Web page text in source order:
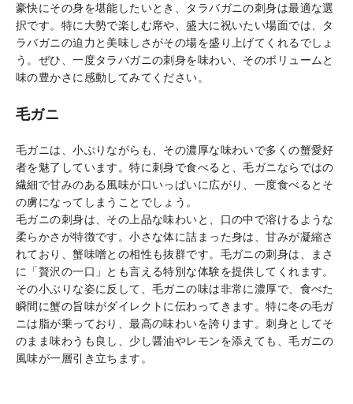
豪快にその身を堪能したいとき、タラバガニの刺身は最適な選
択です。特に大勢で楽しむ席や、盛大に祝いたい場面では、タ
ラバガニの迫力と美味しさがその場を盛り上げてくれるでしょ
う。ぜひ、一度タラバガニの刺身を味わい、そのボリュームと
味の豊かさに感動してみてください。
毛ガニ
毛ガニは、小ぶりながらも、その濃厚な味わいで多くの蟹愛好
者を魅了しています。特に刺身で食べると、毛ガニならではの
繊細で甘みのある風味が口いっぱいに広がり、一度食べるとそ
の虜になってしまうことでしょう。
毛ガニの刺身は、その上品な味わいと、口の中で溶けるような
柔らかさが特徴です。小さな体に詰まった身は、甘みが凝縮さ
れており、蟹味噌との相性も抜群です。毛ガニの刺身は、まさ
に「贅沢の一口」とも言える特別な体験を提供してくれます。
その小ぶりな姿に反して、毛ガニの味は非常に濃厚で、食べた
瞬間に蟹の旨味がダイレクトに伝わってきます。特に冬の毛ガ
ニは脂が乗っており、最高の味わいを誇ります。刺身としてそ
のまま味わうも良し、少し醤油やレモンを添えても、毛ガニの
風味が一層引き立ちます。